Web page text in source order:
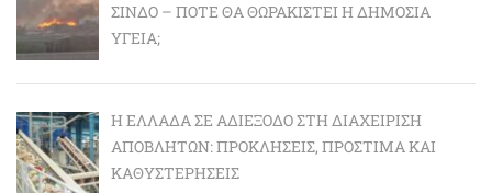
ΣΊΝΔΟ – ΠΌΤΕ ΘΑ ΘΩΡΑΚΙΣΤΕΊ Η ΔΗΜΌΣΙΑ
ΥΓΕΊΑ;
Η ΕΛΛΆΔΑ ΣΕ ΑΔΙΈΞΟΔΟ ΣΤΗ ΔΙΑΧΕΊΡΙΣΗ
ΑΠΟΒΛΉΤΩΝ: ΠΡΟΚΛΉΣΕΙΣ, ΠΡΌΣΤΙΜΑ ΚΑΙ
ΚΑΘΥΣΤΕΡΉΣΕΙΣ